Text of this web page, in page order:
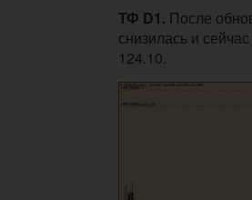
ТФ D1. После
снизилась и
124.10.